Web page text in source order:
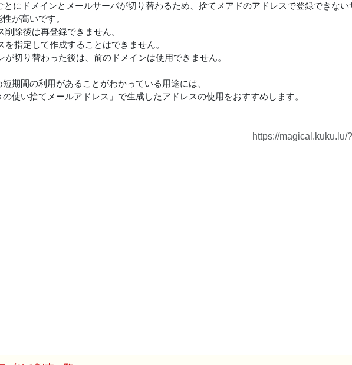
にドメインとメールサーバが切り替わるため、捨てメアドのアドレスで登録できない
が高いです。
除後は再登録できません。
指定して作成することはできません。
切り替わった後は、前のドメインは使用できません。
短期間の利用があることがわかっている用途には、
の使い捨てメールアドレス」で生成したアドレスの使用をおすすめします。
https://magical.kuku.lu/